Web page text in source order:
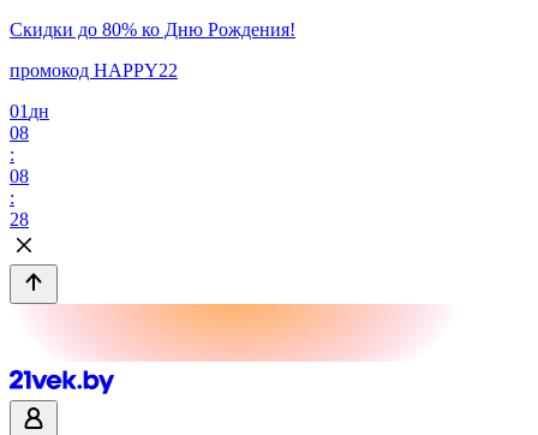
Скидки до 80% ко Дню Рождения!
промокод HAPPY22
01 дн
08
:
08
:
28